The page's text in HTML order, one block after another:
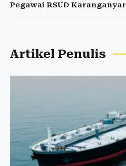
Pegawai RSUD Karanganyar
Artikel Penulis